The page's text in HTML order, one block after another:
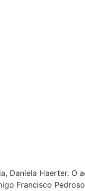
Daniela Haerter. O
Francisco